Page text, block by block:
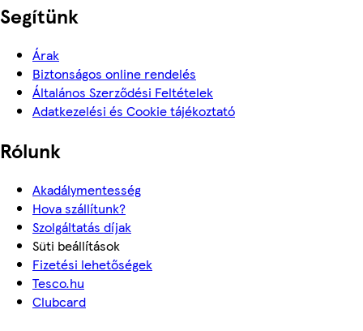
Segítünk
Árak
Biztonságos online rendelés
Általános Szerződési Feltételek
Adatkezelési és Cookie tájékoztató
Rólunk
Akadálymentesség
Hova szállítunk?
Szolgáltatás díjak
Süti beállítások
Fizetési lehetőségek
Tesco.hu
Clubcard